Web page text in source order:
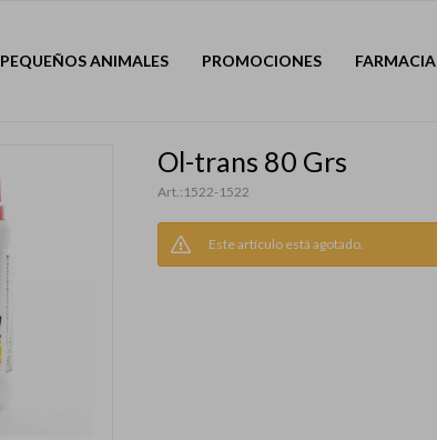
PEQUEÑOS ANIMALES PROMOCIONES FARMACIA
Ol-trans 80 Grs
1522-1522
Este artículo está agotado.